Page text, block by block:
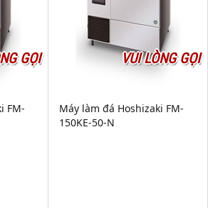
GỌI
FM-
VUI LÒNG GỌI
Máy làm đá Hoshizaki FM-
150KE-50-N